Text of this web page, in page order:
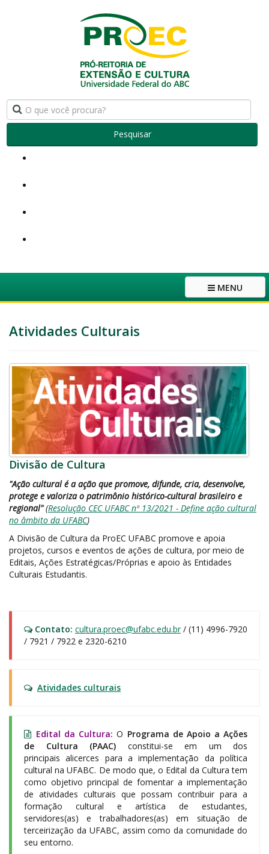
Pesquisar
MENU
Atividades Culturais
Divisão de Cultura
"Ação cultural é a ação que promove, difunde, cria, desenvolve,
protege e valoriza o patrimônio histórico-cultural brasileiro e
regional" (Resolução CEC UFABC nº 13/2021 - Define ação cultural
no âmbito da UFABC)
A Divisão de Cultura da ProEC UFABC promove e apoia
projetos, cursos e eventos de ações de cultura, por meio de
Editais, Ações Estratégicas/Próprias e apoio às Entidades
Culturais Estudantis.
Contato: cultura.proec@ufabc.edu.br/ (11) 4996-7920
/ 7921 / 7922 e 2320-6210
Atividades culturais
Edital da Cultura:O Programa de Apoio a Ações
de Cultura (PAAC) constitui-se em um dos
principais alicerces para a implementação da política
cultural na UFABC. De modo que, o Edital da Cultura tem
como objetivo principal de fomentar a implementação
de atividades culturais que possam contribuir para a
formação cultural e artística de estudantes,
servidores(as) e trabalhadores(as) em situação de
terceirização da UFABC, assim como da comunidade do
seu entorno.